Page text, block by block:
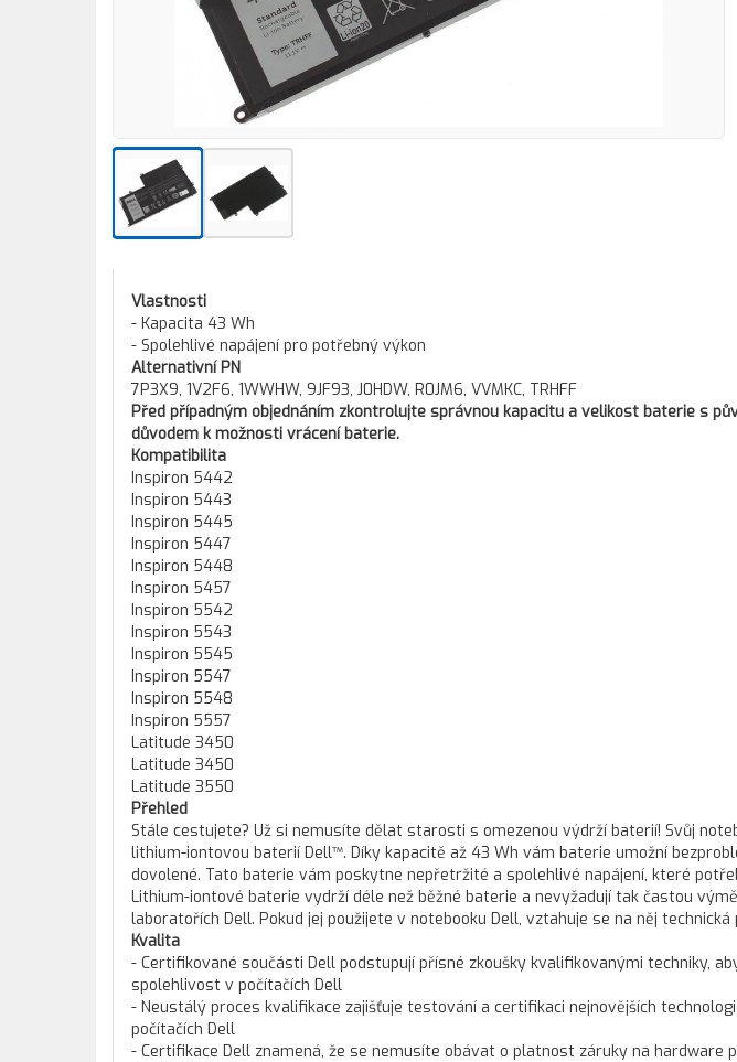
Vlastnosti
- Kapacita 43 Wh
- Spolehlivé napájení pro potřebný výkon
Alternativní PN
7P3X9, 1V2F6, 1WWHW, 9JF93, J0HDW, R0JM6, VVMKC, TRHFF
Před případným objednáním zkontrolujte správnou kapacitu a velikost baterie s
důvodem k možnosti vrácení baterie.
Kompatibilita
Inspiron 5442
Inspiron 5443
Inspiron 5445
Inspiron 5447
Inspiron 5448
Inspiron 5457
Inspiron 5542
Inspiron 5543
Inspiron 5545
Inspiron 5547
Inspiron 5548
Inspiron 5557
Latitude 3450
Latitude 3450
Latitude 3550
Přehled
Stále cestujete? Už si nemusíte dělat starosti s omezenou výdrží baterií! Svůj
lithium-iontovou baterií Dell™. Díky kapacitě až 43 Wh vám baterie umožní
dovolené. Tato baterie vám poskytne nepřetržité a spolehlivé napájení, které
Lithium-iontové baterie vydrží déle než běžné baterie a nevyžadují tak častou
laboratořích Dell. Pokud jej použijete v notebooku Dell, vztahuje se na něj
Kvalita
- Certifikované součásti Dell podstupují přísné zkoušky kvalifikovanými techniky,
spolehlivost v počítačích Dell
- Neustálý proces kvalifikace zajišťuje testování a certifikaci nejnovějších
počítačích Dell
- Certifikace Dell znamená, že se nemusíte obávat o platnost záruky na hardware